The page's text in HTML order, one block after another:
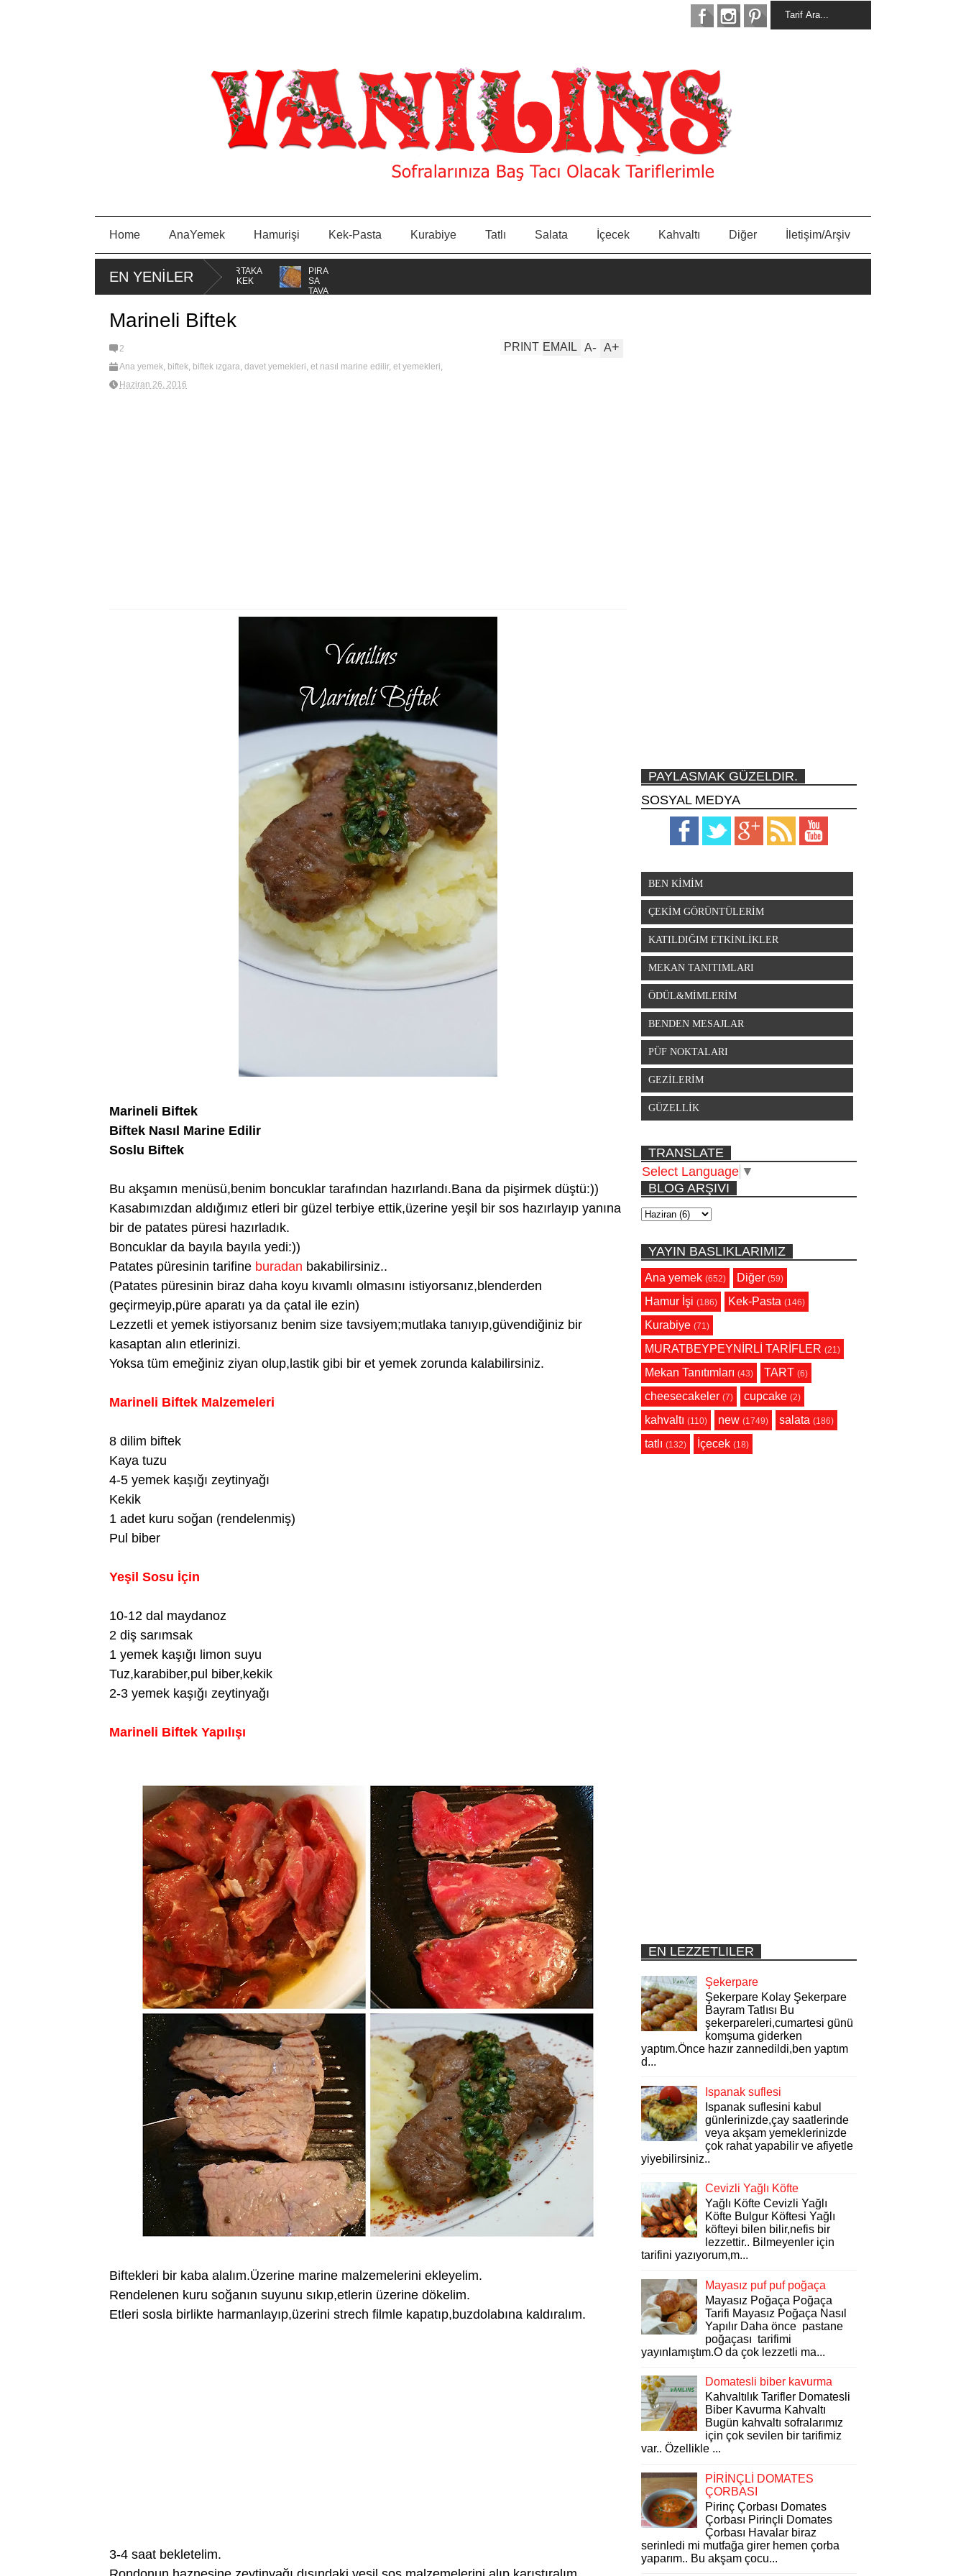
Home AnaYemek Hamurişi Kek-Pasta Kurabiye Tatlı Salata İçecek Kahvaltı Diğer İletişim/Arşiv
EN YENİLER
MİSKET
KURABİYE
PORTAKA
LLI KEK
PIRA
Marineli Biftek
2
Ana yemek, biftek, biftek ızgara, davet yemekleri, et nasıl marine edilir, et yemekleri,
Haziran 26, 2016
A+
A-
EMAIL
PRINT
Marineli Biftek
Biftek Nasıl Marine Edilir
Soslu Biftek
Bu akşamın menüsü,benim boncuklar tarafından hazırlandı.Bana da pişirmek düştü:))
Kasabımızdan aldığımız etleri bir güzel terbiye ettik,üzerine yeşil bir sos hazırlayıp yanına
bir de patates püresi hazırladık.
Boncuklar da bayıla bayıla yedi:))
Patates püresinin tarifine buradan bakabilirsiniz..
(Patates püresinin biraz daha koyu kıvamlı olmasını istiyorsanız,blenderden
geçirmeyip,püre aparatı ya da çatal ile ezin)
Lezzetli et yemek istiyorsanız benim size tavsiyem;mutlaka tanıyıp,güvendiğiniz bir
kasaptan alın etlerinizi.
Yoksa tüm emeğiniz ziyan olup,lastik gibi bir et yemek zorunda kalabilirsiniz.
Marineli Biftek Malzemeleri
8 dilim biftek
Kaya tuzu
4-5 yemek kaşığı zeytinyağı
Kekik
1 adet kuru soğan (rendelenmiş)
Pul biber
Yeşil Sosu İçin
10-12 dal maydanoz
2 diş sarımsak
1 yemek kaşığı limon suyu
Tuz,karabiber,pul biber,kekik
2-3 yemek kaşığı zeytinyağı
Marineli Biftek Yapılışı
Biftekleri bir kaba alalım.Üzerine marine malzemelerini ekleyelim.
Rendelenen kuru soğanın suyunu sıkıp,etlerin üzerine dökelim.
Etleri sosla birlikte harmanlayıp,üzerini strech filmle kapatıp,buzdolabına kaldıralım.
3-4 saat bekletelim.
PAYLASMAK GÜZELDIR.
SOSYAL MEDYA
BEN KİMİM
ÇEKİM GÖRÜNTÜLERİM
KATILDIĞIM ETKİNLİKLER
MEKAN TANITIMLARI
ÖDÜL&MİMLERİM
BENDEN MESAJLAR
PÜF NOKTALARI
GEZİLERİM
GÜZELLİK
TRANSLATE
Select Language ▼
BLOG ARŞIVI
YAYIN BASLIKLARIMIZ
Ana yemek (652) Diğer (59)
Hamur İşi (186) Kek-Pasta (146)
Kurabiye (71)
MURATBEYPEYNİRLİ TARİFLER (21)
Mekan Tanıtımları (43) TART (6)
cheesecakeler (7) cupcake (2)
kahvaltı (110) new (1749) salata (186)
tatlı (132) İçecek (18)
EN LEZZETLILER
Şekerpare
Şekerpare Kolay Şekerpare
Bayram Tatlısı Bu
şekerpareleri,cumartesi günü
komşuma giderken
yaptım.Önce hazır zannedildi,ben yaptım
d...
Ispanak suflesi
Ispanak suflesini kabul
günlerinizde,çay saatlerinde
veya akşam yemeklerinizde
çok rahat yapabilir ve afiyetle
yiyebilirsiniz..
Cevizli Yağlı Köfte
Yağlı Köfte Cevizli Yağlı
Köfte Bulgur Köftesi Yağlı
köfteyi bilen bilir,nefis bir
lezzettir.. Bilmeyenler için
tarifini yazıyorum,m...
Mayasız puf puf poğaça
Mayasız Poğaça Poğaça
Tarifi Mayasız Poğaça Nasıl
Yapılır Daha önce pastane
poğaçası tarifimi
yayınlamıştım.O da çok lezzetli ma...
Domatesli biber kavurma
Kahvaltılık Tarifler Domatesli
Biber Kavurma Kahvaltı
Bugün kahvaltı sofralarımız
için çok sevilen bir tarifimiz
var.. Özellikle ...
PİRİNÇLİ DOMATES
ÇORBASI
Pirinç Çorbası Domates
Çorbası Pirinçli Domates
Çorbası Havalar biraz
serinledi mi mutfağa girer hemen çorba
yaparım.. Bu akşam çocu...